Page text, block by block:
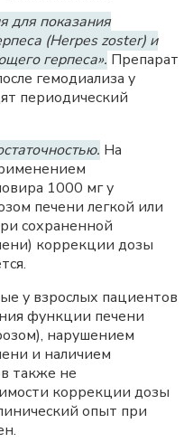
для показания
(Herpes zoster) и
герпеса». Препарат
гемодиализа у
периодический
На
1000 мг у
печени легкой или
сохраненной
коррекции дозы
у взрослых пациентов
функции печени
нарушением
и наличием
также не
коррекции дозы
опыт при